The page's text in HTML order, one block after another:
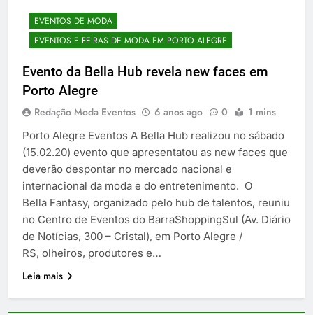
EVENTOS DE MODA
EVENTOS E FEIRAS DE MODA EM PORTO ALEGRE
Evento da Bella Hub revela new faces em
Porto Alegre
Redação Moda Eventos 6 anos ago 0 1 mins
Porto Alegre Eventos A Bella Hub realizou no sábado
(15.02.20) evento que apresentatou as new faces que
deverão despontar no mercado nacional e
internacional da moda e do entretenimento. O
Bella Fantasy, organizado pelo hub de talentos, reuniu
no Centro de Eventos do BarraShoppingSul (Av. Diário
de Notícias, 300 – Cristal), em Porto Alegre /
RS, olheiros, produtores e…
Leia mais